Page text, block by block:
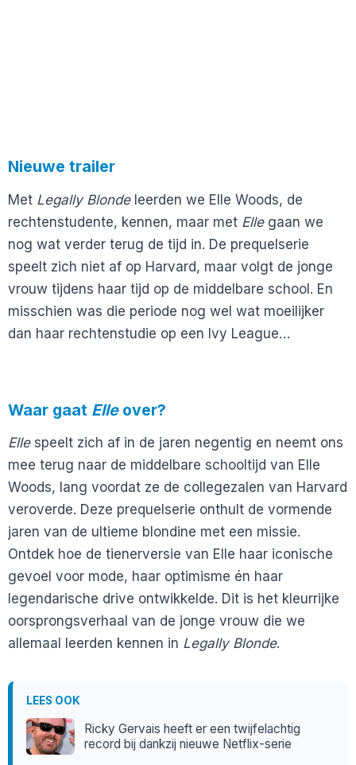
Nieuwe trailer
Met Legally Blondeleerden we Elle Woods, de
rechtenstudente, kennen, maar met Elle gaan we
nog wat verder terug de tijd in. De prequelserie
speelt zich niet af op Harvard, maar volgt de jonge
vrouw tijdens haar tijd op de middelbare school. En
misschien was die periode nog wel wat moeilijker
dan haar rechtenstudie op een Ivy League…
Waar gaat Elleover?
Ellespeelt zich af in de jaren negentig en neemt ons
mee terug naar de middelbare schooltijd van Elle
Woods, lang voordat ze de collegezalen van Harvard
veroverde. Deze prequelserie onthult de vormende
jaren van de ultieme blondine met een missie.
Ontdek hoe de tienerversie van Elle haar iconische
gevoel voor mode, haar optimisme én haar
legendarische drive ontwikkelde. Dit is het kleurrijke
oorsprongsverhaal van de jonge vrouw die we
allemaal leerden kennen in Legally Blonde.
LEES OOK
Ricky Gervais heeft er een twijfelachtig
record bij dankzij nieuwe Netflix-serie